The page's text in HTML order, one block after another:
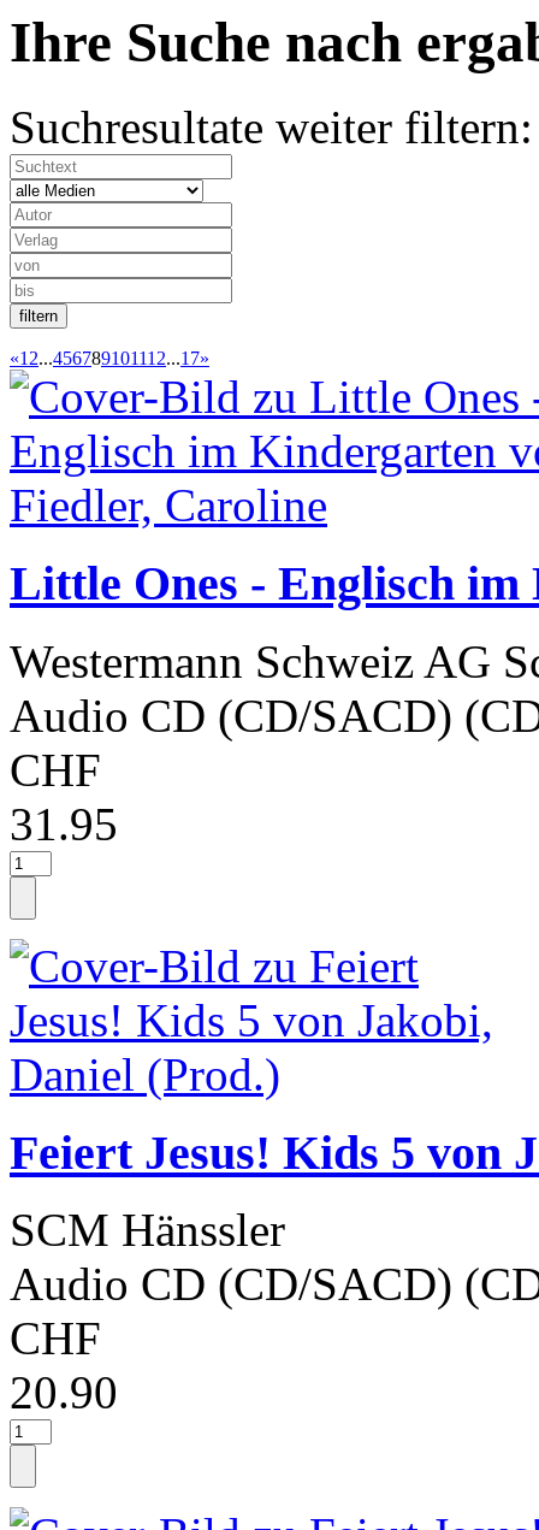
Ihre Suche nach
Suchresultate weiter filtern:
«12...456789101112...17»
Little Ones - Englisch
Westermann Schweiz AG
Audio CD (CD/SACD)
CHF
31.95
Feiert Jesus! Kids 5 von
SCM Hänssler
Audio CD (CD/SACD)
CHF
20.90